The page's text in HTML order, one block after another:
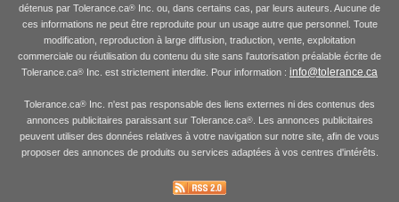
détenus par Tolerance.ca® Inc. ou, dans certains cas, par leurs auteurs. Aucune de
ces informations ne peut être reproduite pour un usage autre que personnel. Toute
modification, reproduction à large diffusion, traduction, vente, exploitation
commerciale ou réutilisation du contenu du site sans l'autorisation préalable écrite de
Tolerance.ca® Inc. est strictement interdite. Pour information : info@tolerance.ca
Tolerance.ca® Inc. n'est pas responsable des liens externes ni des contenus des
annonces publicitaires paraissant sur Tolerance.ca®. Les annonces publicitaires
peuvent utiliser des données relatives à votre navigation sur notre site, afin de vous
proposer des annonces de produits ou services adaptées à vos centres d'intérêts.